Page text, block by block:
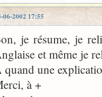
06-2002 17:55
je résume, je
et même je
quand une
à +